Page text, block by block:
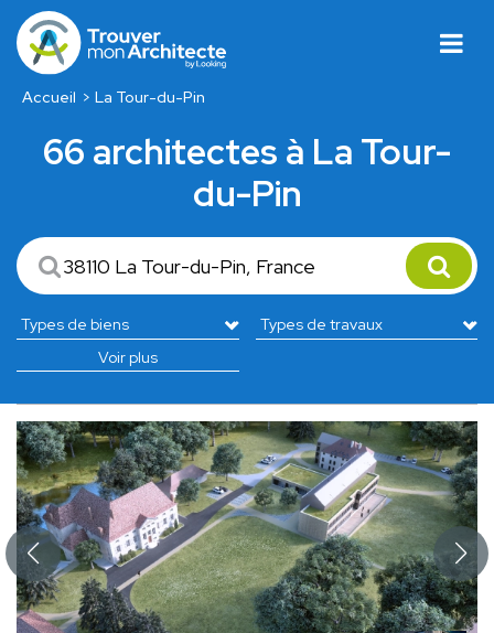
Accueil La Tour-du-Pin
66 architectes à La Tour-
du-Pin
Voir plus